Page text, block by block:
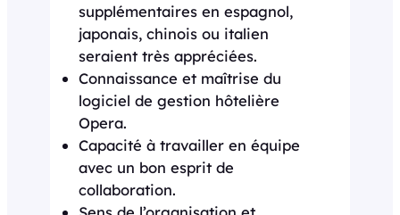
supplémentaires en espagnol,
japonais, chinois ou italien
seraient très appréciées.
Connaissance et maîtrise du
logiciel de gestion hôtelière
Opera.
Capacité à travailler en équipe
avec un bon esprit de
collaboration.